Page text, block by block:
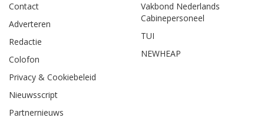
Contact
Adverteren
Redactie
Colofon
Privacy & Cookiebeleid
Nieuwsscript
Partnernieuws
Vakbond Nederlands
Cabinepersoneel
TUI
NEWHEAP